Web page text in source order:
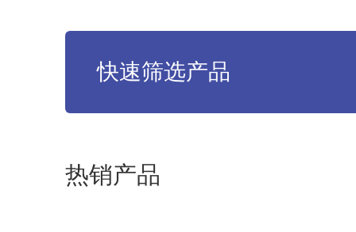
快速筛选产品
热销产品